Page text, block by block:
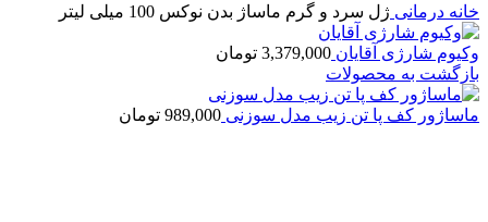
خانه درمانی ژل سرد و گرم ماساژ بدن نوکس 100 میلی لیتر
وکیوم شارژی آقایان 3,379,000 تومان
بازگشت به محصولات
ماساژور کف پا تن زیب مدل سوزنی 989,000 تومان